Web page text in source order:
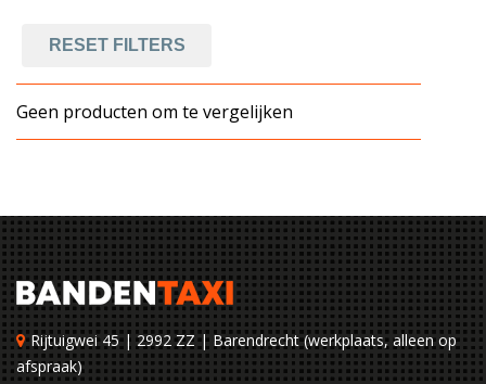
RESET FILTERS
Geen producten om te vergelijken
Rijtuigwei 45 | 2992 ZZ | Barendrecht (werkplaats, alleen op
afspraak)